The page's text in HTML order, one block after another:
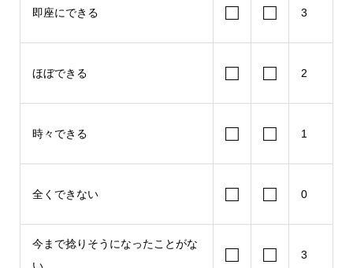
即座にできる □ □ 3
ほぼできる □ □ 2
時々できる □ □ 1
全くできない □ □ 0
今まで捻りそうになったことがな
い
□ □ 3